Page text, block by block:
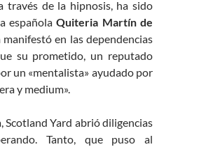
través de la hipnosis, ha sido
españolaQuiteria Martín de
en las dependencias
su prometido, un reputado
un «mentalista» ayudado por
y medium».
Scotland Yard abrió diligencias
Tanto, que puso al